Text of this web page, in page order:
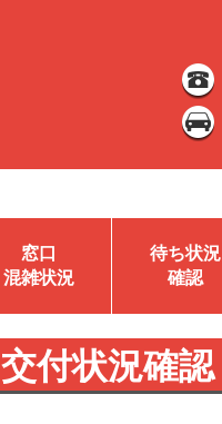
窓口
混雑状況
待ち状況
確認
交付状況確認